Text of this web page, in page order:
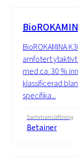
BioROKAMINA
amfotert
med ca. 30 %
klassificerad
specifika...
Sammansättning
Betainer